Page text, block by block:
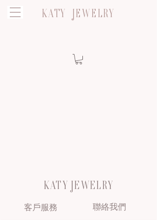
KATY JEWELRY
KATY JEWELRY
客戶服務 聯絡我們